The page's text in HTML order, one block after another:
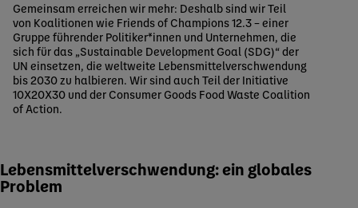
Gemeinsam erreichen wir mehr: Deshalb sind wir Teil
von Koalitionen wie Friends of Champions 12.3 – einer
Gruppe führender Politiker*innen und Unternehmen, die
sich für das „Sustainable Development Goal (SDG)“ der
UN einsetzen, die weltweite Lebensmittelverschwendung
bis 2030 zu halbieren. Wir sind auch Teil der Initiative
10X20X30 und der Consumer Goods Food Waste Coalition
of Action.
Lebensmittelverschwendung: ein globales
Problem